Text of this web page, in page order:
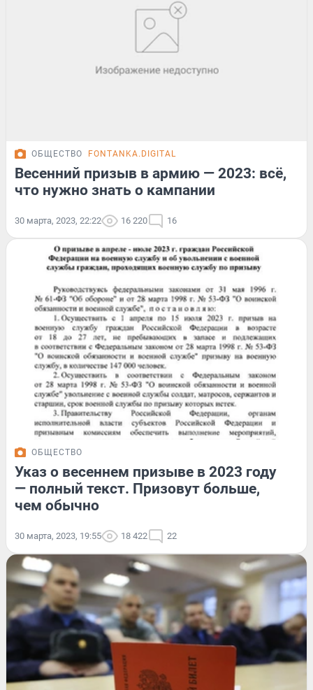
ОБЩЕСТВО FONTANKA.DIGITAL
Весенний призыв в армию — 2023: всё,
что нужно знать о кампании
30 марта, 2023, 22:22 16 220 16
ОБЩЕСТВО
Указ о весеннем призыве в 2023 году
— полный текст. Призовут больше,
чем обычно
30 марта, 2023, 19:55 18 422 22